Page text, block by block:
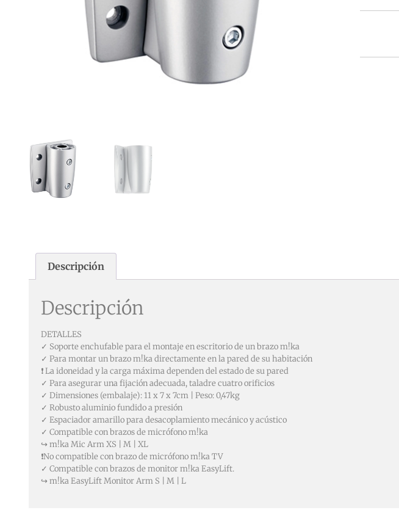
Descripción
Descripción
DETALLES
✓ Soporte enchufable para el montaje en escritorio de un brazo m!ka
✓ Para montar un brazo m!ka directamente en la pared de su habitación
❗ La idoneidad y la carga máxima dependen del estado de su pared
✓ Para asegurar una fijación adecuada, taladre cuatro orificios
✓ Dimensiones (embalaje): 11 x 7 x 7cm | Peso: 0,47kg
✓ Robusto aluminio fundido a presión
✓ Espaciador amarillo para desacoplamiento mecánico y acústico
✓ Compatible con brazos de micrófono m!ka
↪ m!ka Mic Arm XS | M | XL
❗No compatible con brazo de micrófono m!ka TV
✓ Compatible con brazos de monitor m!ka EasyLift.
↪ m!ka EasyLift Monitor Arm S | M | L